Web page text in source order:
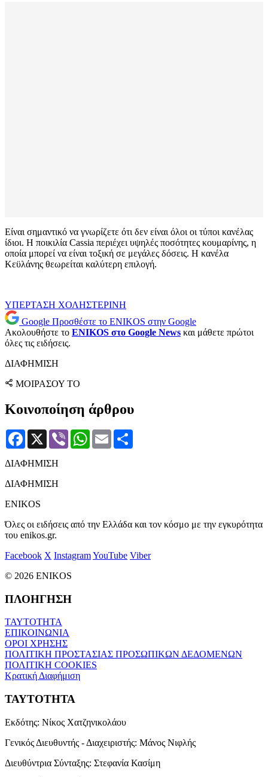
Είναι σημαντικό να γνωρίζετε ότι δεν είναι όλοι οι τύποι κανέλας
ίδιοι. Η ποικιλία Cassia περιέχει υψηλές ποσότητες κουμαρίνης, η
οποία μπορεί να είναι τοξική σε μεγάλες δόσεις. Η κανέλα
Κεϋλάνης θεωρείται καλύτερη επιλογή.
ΥΠΕΡΤΑΣΗ ΧΟΛΗΣΤΕΡΙΝΗ
Google Προσθέστε το ENIKOS στην Google
Ακολουθήστε το ENIKOS στο Google News και μάθετε πρώτοι
όλες τις ειδήσεις.
ΔΙΑΦΗΜΙΣΗ
ΜΟΙΡΑΣΟΥ ΤΟ
Κοινοποίηση άρθρου
Facebook
X Viber WhatsApp
Email
ΔΙΑΦΗΜΙΣΗ
ΔΙΑΦΗΜΙΣΗ
ENIKOS
Όλες οι ειδήσεις από την Ελλάδα και τον κόσμο με την εγκυρότητα
του enikos.gr.
Facebook X InstagramYouTube Viber
© 2026 ENIKOS
ΠΛΟΗΓΗΣΗ
ΤΑΥΤΟΤΗΤΑ
ΕΠΙΚΟΙΝΩΝΙΑ
ΟΡΟΙ ΧΡΗΣΗΣ
ΠΟΛΙΤΙΚΗ ΠΡΟΣΤΑΣΙΑΣ ΠΡΟΣΩΠΙΚΩΝ ΔΕΔΟΜΕΝΩΝ
ΠΟΛΙΤΙΚΗ COOKIES
Κρατική Διαφήμιση
ΤΑΥΤΟΤΗΤΑ
Εκδότης: Νίκος Χατζηνικολάου
Γενικός Διευθυντής - Διαχειριστής: Μάνος Νιφλής
Διευθύντρια Σύνταξης: Στεφανία Κασίμη